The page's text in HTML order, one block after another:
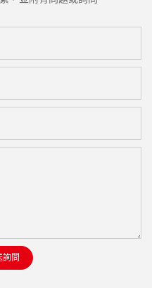
詢問